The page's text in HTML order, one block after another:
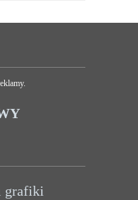
grafiki